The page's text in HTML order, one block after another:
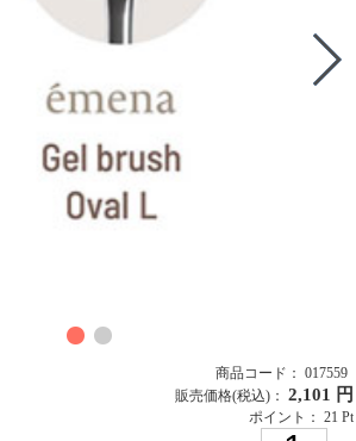
商品コード： 017559
販売価格(税込)： 2,101 円
ポイント： 21 Pt